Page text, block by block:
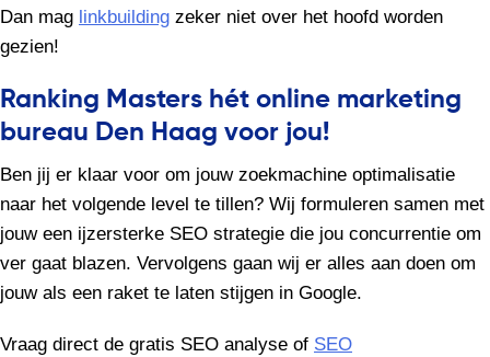
Dan mag linkbuilding zeker niet over het hoofd worden
gezien!
Ranking Masters hét online marketing
bureau Den Haag voor jou!
Ben jij er klaar voor om jouw zoekmachine optimalisatie
naar het volgende level te tillen? Wij formuleren samen met
jouw een ijzersterke SEO strategie die jou concurrentie om
ver gaat blazen. Vervolgens gaan wij er alles aan doen om
jouw als een raket te laten stijgen in Google.
Vraag direct de gratis SEO analyse of SEO